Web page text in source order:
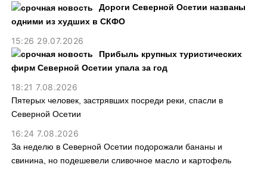
Дороги Северной Осетии названы
одними из худших в СКФО
15:26 29.07.2026
Прибыль крупных туристических
фирм Северной Осетии упала за год
18:21 7.08.2026
Пятерых человек, застрявших посреди реки, спасли в
Северной Осетии
16:24 7.08.2026
За неделю в Северной Осетии подорожали бананы и
свинина, но подешевели сливочное масло и картофель